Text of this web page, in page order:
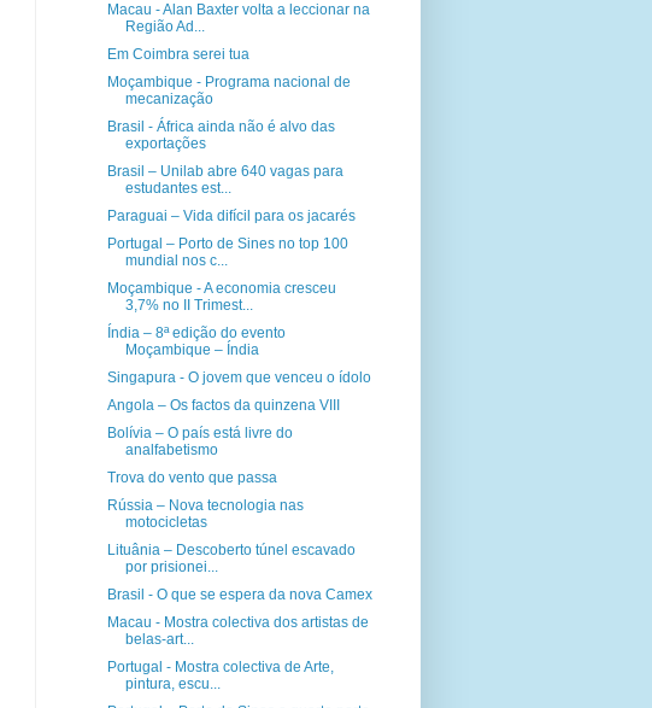
Macau - Alan Baxter volta a leccionar na
Região Ad...
Em Coimbra serei tua
Moçambique - Programa nacional de
mecanização
Brasil - África ainda não é alvo das
exportações
Brasil – Unilab abre 640 vagas para
estudantes est...
Paraguai – Vida difícil para os jacarés
Portugal – Porto de Sines no top 100
mundial nos c...
Moçambique - A economia cresceu
3,7% no II Trimest...
Índia – 8ª edição do evento
Moçambique – Índia
Singapura - O jovem que venceu o ídolo
Angola – Os factos da quinzena VIII
Bolívia – O país está livre do
analfabetismo
Trova do vento que passa
Rússia – Nova tecnologia nas
motocicletas
Lituânia – Descoberto túnel escavado
por prisionei...
Brasil - O que se espera da nova Camex
Macau - Mostra colectiva dos artistas de
belas-art...
Portugal - Mostra colectiva de Arte,
pintura, escu...